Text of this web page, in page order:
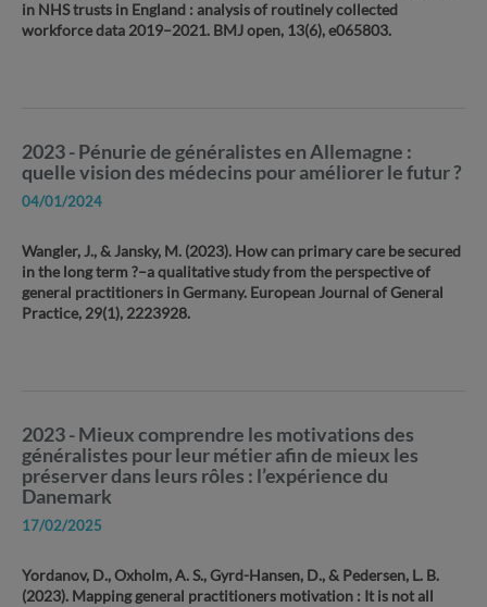
in NHS trusts in England : analysis of routinely collected
workforce data 2019–2021. BMJ open, 13(6), e065803.
2023 - Pénurie de généralistes en Allemagne :
quelle vision des médecins pour améliorer le futur ?
04/01/2024
Wangler, J., & Jansky, M. (2023). How can primary care be secured
in the long term ?–a qualitative study from the perspective of
general practitioners in Germany. European Journal of General
Practice, 29(1), 2223928.
2023 - Mieux comprendre les motivations des
généralistes pour leur métier afin de mieux les
préserver dans leurs rôles : l’expérience du
Danemark
17/02/2025
Yordanov, D., Oxholm, A. S., Gyrd-Hansen, D., & Pedersen, L. B.
(2023). Mapping general practitioners motivation : It is not all